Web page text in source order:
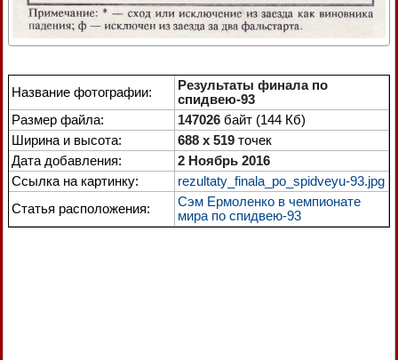
Название фотографии:
Результаты финала по
спидвею-93
Размер файла:
147026 байт (144 Кб)
Ширина и высота:
688 x 519 точек
Дата добавления:
2 Ноябрь 2016
Ссылка на картинку:
rezultaty_finala_po_spidveyu-93.jpg
Статья расположения:
Сэм Ермоленко в чемпионате
мира по спидвею-93